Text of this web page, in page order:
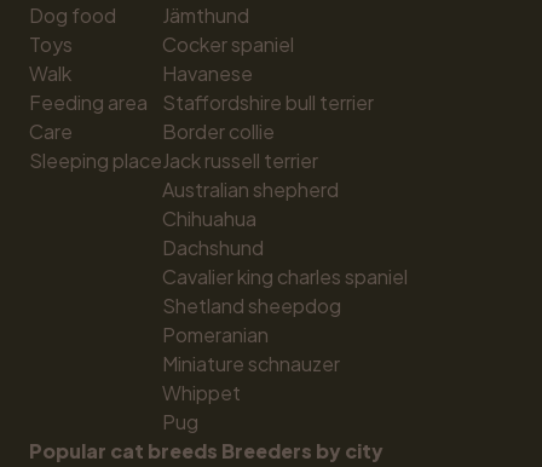
Dog food
Toys
Walk
Feeding area
Care
Sleeping place
Jämthund
Cocker spaniel
Havanese
Staffordshire bull terrier
Border collie
Jack russell terrier
Australian shepherd
Chihuahua
Dachshund
Cavalier king charles spaniel
Shetland sheepdog
Pomeranian
Miniature schnauzer
Whippet
Pug
Popular cat breeds Breeders by city